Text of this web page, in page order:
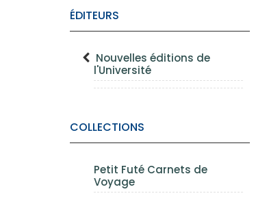
ÉDITEURS
Nouvelles éditions de
l'Université
COLLECTIONS
Petit Futé Carnets de
Voyage